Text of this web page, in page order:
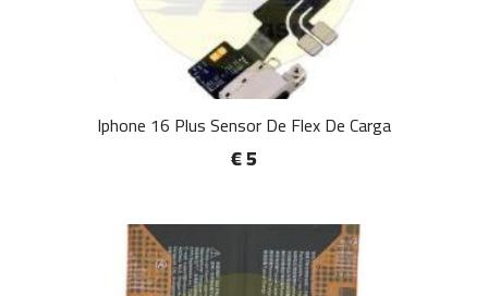
Iphone 16 Plus Sensor De Flex De Carga
€ 5